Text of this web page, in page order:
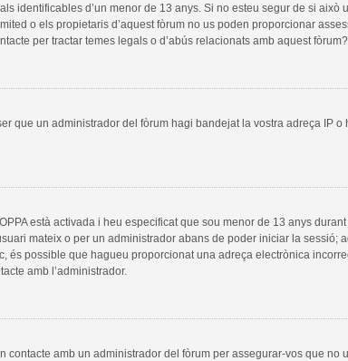
identificables d’un menor de 13 anys. Si no esteu segur de si això
o els propietaris d’aquest fòrum no us poden proporcionar
per tractar temes legals o d’abús relacionats amb aquest
que un administrador del fòrum hagi bandejat la vostra adreça IP o
està activada i heu especificat que sou menor de 13 anys
mateix o per un administrador abans de poder iniciar la sessió;
possible que hagueu proporcionat una adreça electrònica
amb l’administrador.
contacte amb un administrador del fòrum per assegurar-vos que no